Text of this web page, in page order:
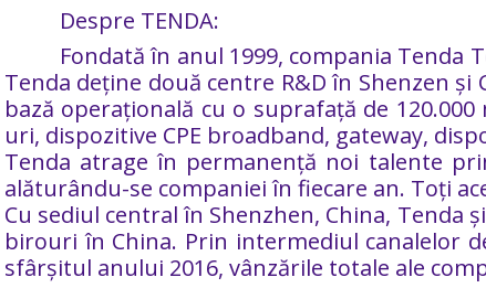
Despre TENDA:
Fondată în anul 1999, compania
Tenda deține două centre R&D în Shenzen
bază operațională cu o suprafață de
uri, dispozitive CPE broadband, gateway,
Tenda atrage în permanență noi talente
alăturându-se companiei în fiecare an. Toți
Cu sediul central în Shenzhen, China, Tenda
birouri în China. Prin intermediul canalelor
sfârșitul anului 2016, vânzările totale ale